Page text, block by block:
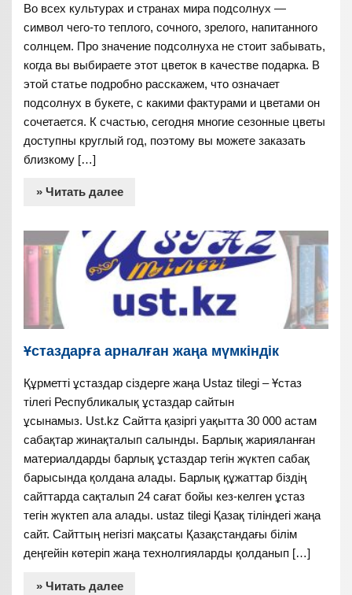
Во всех культурах и странах мира подсолнух —
символ чего-то теплого, сочного, зрелого, напитанного
солнцем. Про значение подсолнуха не стоит забывать,
когда вы выбираете этот цветок в качестве подарка. В
этой статье подробно расскажем, что означает
подсолнух в букете, с какими фактурами и цветами он
сочетается. К счастью, сегодня многие сезонные цветы
доступны круглый год, поэтому вы можете заказать
близкому […]
» Читать далее
Ұстаздарға арналған жаңа мүмкіндік
Құрметті ұстаздар сіздерге жаңа Ustaz tilegi – Ұстаз
тілегі Республикалық ұстаздар сайтын
ұсынамыз. Ust.kz Сайтта қазіргі уақытта 30 000 астам
сабақтар жинақталып салынды. Барлық жарияланған
материалдарды барлық ұстаздар тегін жүктеп сабақ
барысында қолдана алады. Барлық құжаттар біздің
сайттарда сақталып 24 сағат бойы кез-келген ұстаз
тегін жүктеп ала алады. ustaz tilegi Қазақ тіліндегі жаңа
сайт. Сайттың негізгі мақсаты Қазақстандағы білім
деңгейін көтеріп жаңа технолгияларды қолданып […]
» Читать далее